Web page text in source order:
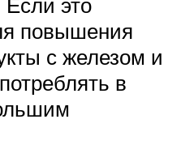
повышения
с железом и
в